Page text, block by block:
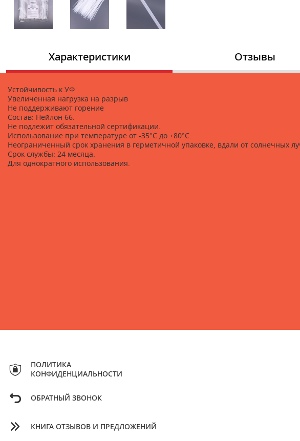
Характеристики
Устойчивость к УФ
Увеличенная нагрузка на разрыв
Не поддерживают горение
Состав: Нейлон 66.
Не подлежит обязательной сертификации.
Использование при температуре от -35°C до +80°C.
Неограниченный срок хранения в герметичной упаковке, вдали от солнечных
Срок службы: 24 месяца.
Для однократного использования.
Отзывы
ПОЛИТИКА
КОНФИДЕНЦИАЛЬНОСТИ
ОБРАТНЫЙ ЗВОНОК
КНИГА ОТЗЫВОВ И ПРЕДЛОЖЕНИЙ